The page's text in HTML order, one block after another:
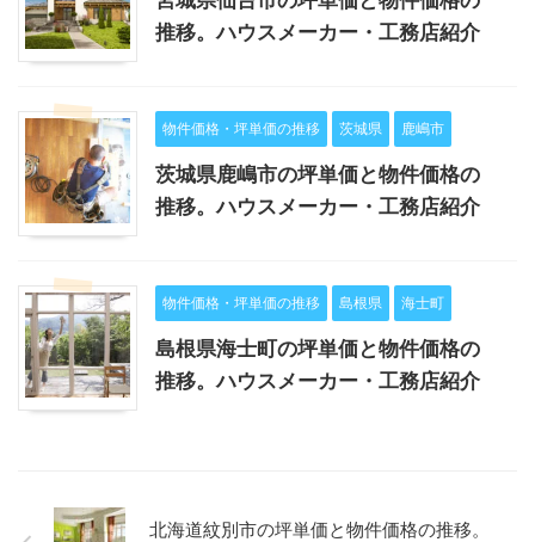
推移。ハウスメーカー・工務店紹介
物件価格・坪単価の推移 茨城県 鹿嶋市
茨城県鹿嶋市の坪単価と物件価格の
推移。ハウスメーカー・工務店紹介
物件価格・坪単価の推移 島根県 海士町
島根県海士町の坪単価と物件価格の
推移。ハウスメーカー・工務店紹介
北海道紋別市の坪単価と物件価格の推移。